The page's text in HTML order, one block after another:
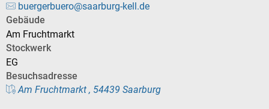
buergerbuero@saarburg-kell.de
Gebäude
Am Fruchtmarkt
Stockwerk
EG
Besuchsadresse
Am Fruchtmarkt , 54439 Saarburg